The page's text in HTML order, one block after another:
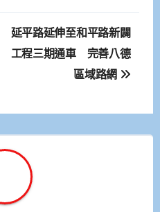
延平路延伸至和平路新闢
工程三期通車 完善八德
區域路網